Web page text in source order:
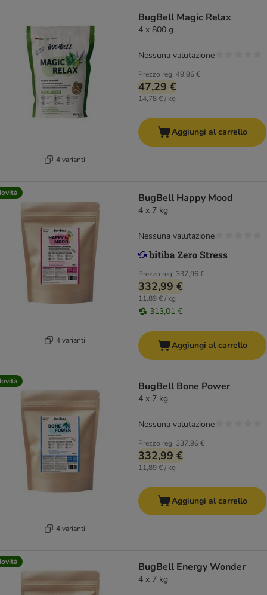
4 varianti
BugBell Magic Relax
4 x 800 g
Prezzo reg. 49,96 €
47,29 €
14,78 € / kg
Nessuna valutazione
Aggiungi al carrello
4 varianti
BugBell Happy Mood
4 x 7 kg
Prezzo reg. 337,96 €
332,99 €
11,89 € / kg
313,01 €
Nessuna valutazione
Aggiungi al carrello
4 varianti
BugBell Bone Power
4 x 7 kg
Prezzo reg. 337,96 €
332,99 €
11,89 € / kg
Nessuna valutazione
Aggiungi al carrello
BugBell Energy Wonder
4 x 7 kg